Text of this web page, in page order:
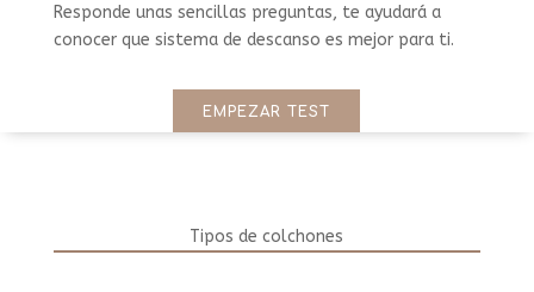
Responde unas sencillas preguntas, te ayudará a
conocer que sistema de descanso es mejor para ti.
EMPEZAR TEST
Tipos de colchones